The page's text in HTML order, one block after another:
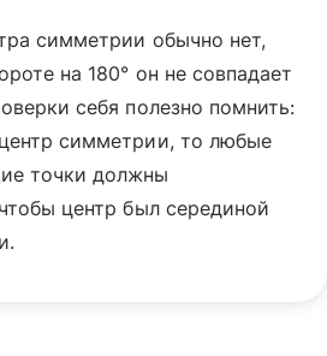
симметрии обычно нет,
на 180° он не совпадает
себя полезно помнить:
симметрии, то любые
точки должны
центр был серединой